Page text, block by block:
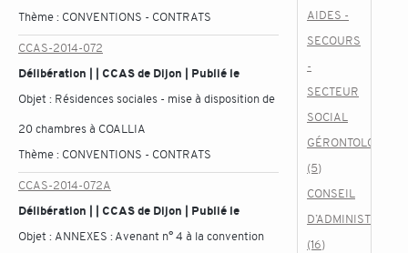
Thème : CONVENTIONS - CONTRATS
CCAS-2014-072
Délibération | | CCAS de Dijon | Publié le
Objet : Résidences sociales - mise à disposition de
20 chambres à COALLIA
Thème : CONVENTIONS - CONTRATS
CCAS-2014-072A
Délibération | | CCAS de Dijon | Publié le
Objet : ANNEXES : Avenant n° 4 à la convention
AIDES -
SECOURS
-
SECTEUR
SOCIAL
(5)
CONSEIL
(16)